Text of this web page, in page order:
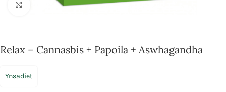
Click to enlarge
Relax – Cannasbis + Papoila + Aswhagandha
Ynsadiet